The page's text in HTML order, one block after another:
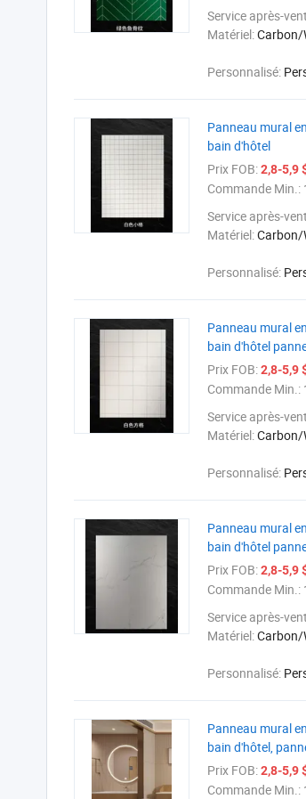
Service après-
Matériel:Carbon/
Personnalisé:
Panneau mural
bain d'hôtel
Prix FOB:2,8-5,9
Commande Min.:
Service après-
Matériel:Carbon/
Personnalisé:
Panneau mural
bain d'hôtel
Prix FOB:2,8-5,9
Commande Min.:
Service après-
Matériel:Carbon/
Personnalisé:
Panneau mural
bain d'hôtel
Prix FOB:2,8-5,9
Commande Min.:
Service après-
Matériel:Carbon/
Personnalisé:
Panneau mural
bain d'hôtel,
Prix FOB:2,8-5,9
Commande Min.: